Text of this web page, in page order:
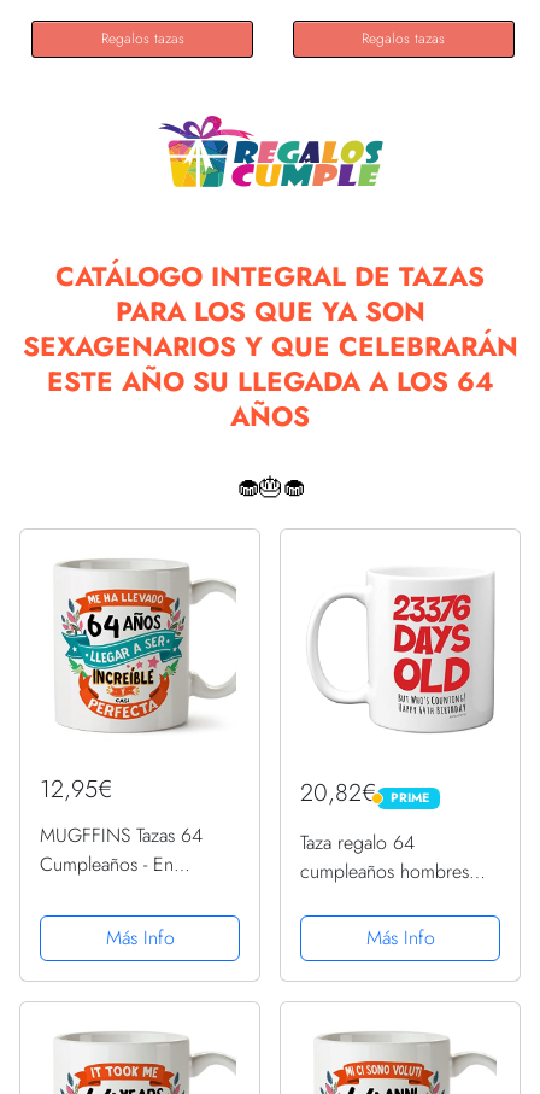
Regalos tazas Regalos tazas
CATÁLOGO INTEGRAL DE TAZAS
PARA LOS QUE YA SON
SEXAGENARIOS Y QUE CELEBRARÁN
ESTE AÑO SU LLEGADA A LOS 64
AÑOS
🧁🎂🧁
12,95€
MUGFFINS Tazas 64
Cumpleaños - En
64 años llegar a ser
increíble - 11 oz - Regalo
original y divertido
Más Info
20,82€ PRIME
PRIME
Taza regalo 64
cumpleaños hombres
días edad, divertida,
adultos, sesenta cuatro
sesenta cuarta sesenta
papá, mamá,...
Más Info